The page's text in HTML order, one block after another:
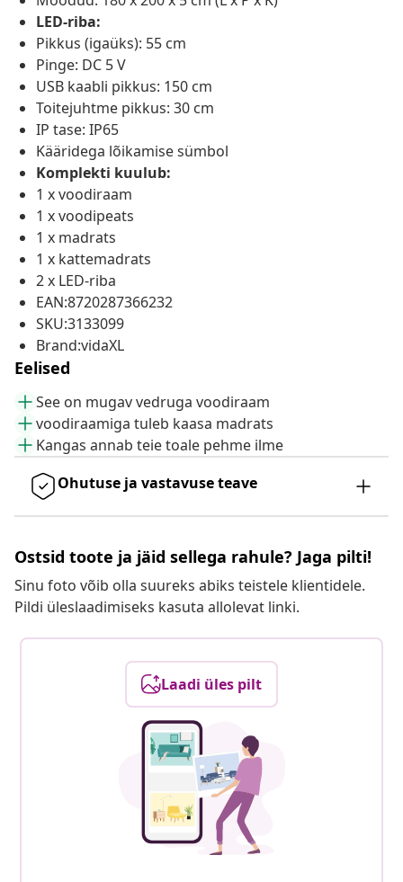
LED-riba:
Pikkus (igaüks): 55 cm
Pinge: DC 5 V
USB kaabli pikkus: 150 cm
Toitejuhtme pikkus: 30 cm
IP tase: IP65
Kääridega lõikamise sümbol
Komplekti kuulub:
1 x voodiraam
1 x voodipeats
1 x madrats
1 x kattemadrats
2 x LED-riba
EAN:8720287366232
SKU:3133099
Brand:vidaXL
Eelised
See on mugav vedruga voodiraam
voodiraamiga tuleb kaasa madrats
Kangas annab teie toale pehme ilme
Ohutuse ja vastavuse teave
Ostsid toote ja jäid sellega rahule? Jaga pilti!
Sinu foto võib olla suureks abiks teistele klientidele.
Pildi üleslaadimiseks kasuta allolevat linki.
Laadi üles pilt